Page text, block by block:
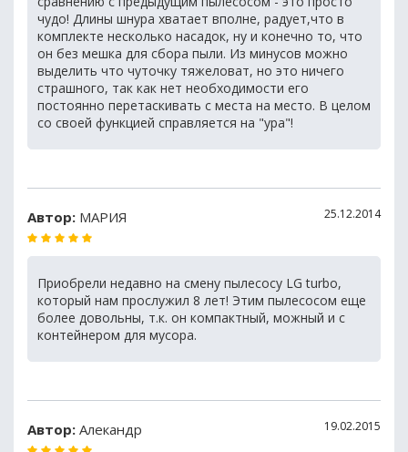
чудо! Длины шнура хватает вполне, радует,что в
комплекте несколько насадок, ну и конечно то, что
он без мешка для сбора пыли. Из минусов можно
выделить что чуточку тяжеловат, но это ничего
страшного, так как нет необходимости его
постоянно перетаскивать с места на место. В целом
со своей функцией справляется на "ура"!
Автор: МАРИЯ 25.12.2014
Приобрели недавно на смену пылесосу LG turbo,
который нам прослужил 8 лет! Этим пылесосом еще
более довольны, т.к. он компактный, можный и с
контейнером для мусора.
Автор: Алекандр 19.02.2015